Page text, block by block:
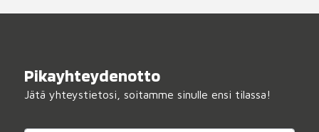
Pikayhteydenotto
Jätä yhteystietosi, soitamme sinulle ensi tilassa!